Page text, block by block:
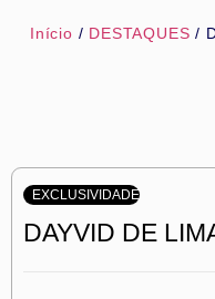
Início / DESTAQUES /
EXCLUSIVIDADE
DAYVID DE